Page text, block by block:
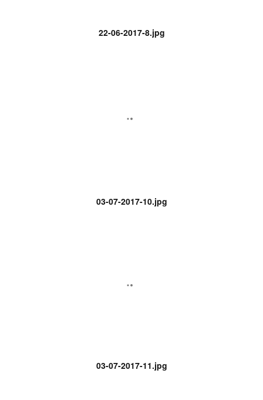
22-06-2017-8.jpg
03-07-2017-10.jpg
03-07-2017-11.jpg